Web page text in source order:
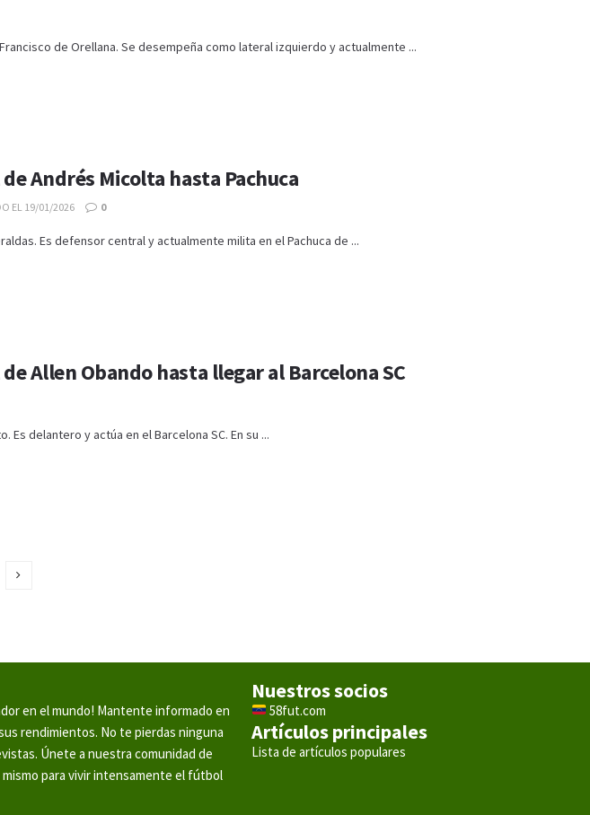
de Orellana. Se desempeña como lateral izquierdo y actualmente ...
Andrés Micolta hasta Pachuca
EL 19/01/2026 0
Es defensor central y actualmente milita en el Pachuca de ...
Allen Obando hasta llegar al Barcelona SC
Es delantero y actúa en el Barcelona SC. En su ...
en el mundo! Mantente informado en
rendimientos. No te pierdas ninguna
Únete a nuestra comunidad de
mismo para vivir intensamente el fútbol
Nuestros socios
58fut.com
Artículos principales
Lista de artículos populares